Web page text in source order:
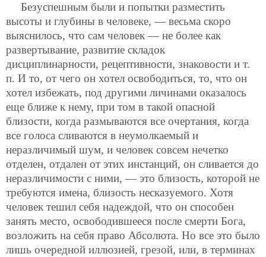
Безуспешным были и попытки разместить
высоты и глубины в человеке, — весьма скоро
выяснилось, что сам человек — не более как
развертывание, развитие складок
дисциплинарности, рецептивности, знаковости и т.
п. И то, от чего он хотел освободиться, то, что он
хотел избежать, под другими личинами оказалось
еще ближе к нему, при том в такой опасной
близости, когда размываются все очертания, когда
все голоса сливаются в неумолкаемый и
неразличимый шум, и человек совсем нечетко
отделен, отдален от этих инстанций, он сливается до
неразличимости с ними, — это близость, которой не
требуются имена, близость несказуемого. Хотя
человек тешил себя надеждой, что он способен
занять место, освободившееся после смерти Бога,
возложить на себя право Абсолюта. Но все это было
лишь очередной иллюзией, грезой, или, в терминах